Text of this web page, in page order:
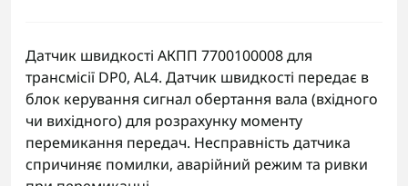
Датчик швидкості АКПП 7700100008 для
трансмісії DP0, AL4. Датчик швидкості передає в
блок керування сигнал обертання вала (вхідного
чи вихідного) для розрахунку моменту
перемикання передач. Несправність датчика
спричиняє помилки, аварійний режим та ривки